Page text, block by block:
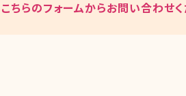
こちらのフォームからお問い合わせく